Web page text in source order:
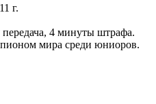
г.
4 минуты штрафа.
мира среди юниоров.